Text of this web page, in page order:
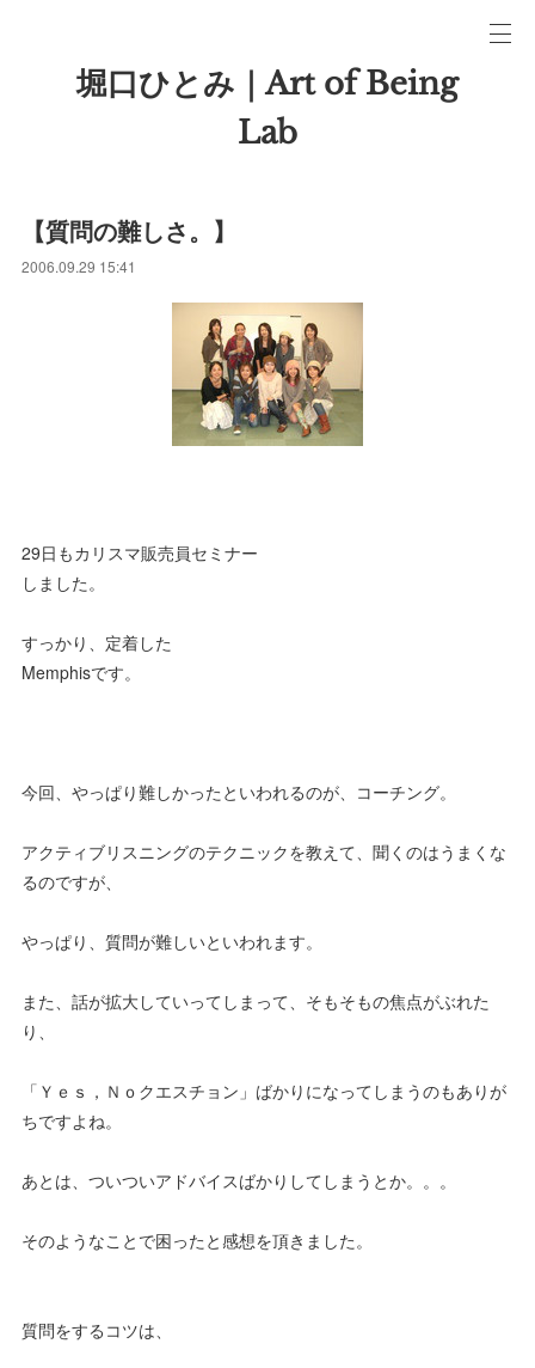
堀口ひとみ｜Art of Being
Lab
【質問の難しさ。】
2006.09.29 15:41
29日もカリスマ販売員セミナー
しました。
すっかり、定着した
Memphisです。
今回、やっぱり難しかったといわれるのが、コーチング。
アクティブリスニングのテクニックを教えて、聞くのはうまくな
るのですが、
やっぱり、質問が難しいといわれます。
また、話が拡大していってしまって、そもそもの焦点がぶれた
り、
「Ｙｅｓ，Ｎｏクエスチョン」ばかりになってしまうのもありが
ちですよね。
あとは、ついついアドバイスばかりしてしまうとか。。。
そのようなことで困ったと感想を頂きました。
質問をするコツは、